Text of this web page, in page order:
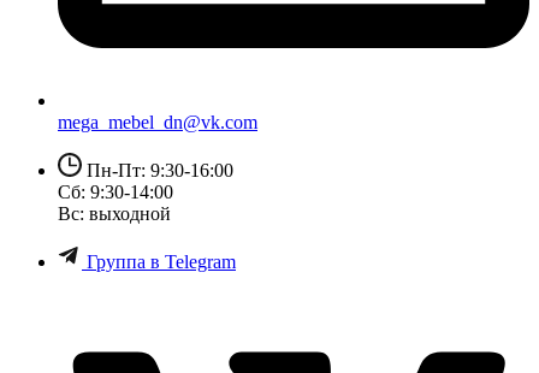
mega_mebel_dn@vk.com
Пн-Пт: 9:30-16:00
Сб: 9:30-14:00
Вс: выходной
Группа в Telegram